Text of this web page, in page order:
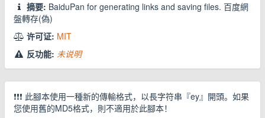
摘要: BaiduPan for generating links and saving files. 百度網
盤轉存(偽)
许可证: MIT
反功能: 未说明
❗❗❗ 此腳本使用一種新的傳輸格式，以長字符串『ey』開頭。如果
您使用舊的MD5格式，則不適用於此腳本！